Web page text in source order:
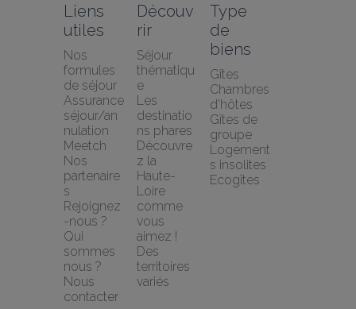
Liens
utiles
Nos
formules
de séjour
Assurance
séjour/an
nulation
Meetch
Nos
partenaire
s
Rejoignez
-nous ?
Qui
sommes
nous ?
Nous
contacter
Découv
rir
Séjour
thématiqu
e
Les
destinatio
ns phares
Découvre
z la
Haute-
Loire
comme
vous
aimez !
Des
territoires
variés
Type
de
biens
Gîtes
Chambres
d'hôtes
Gîtes de
groupe
Logement
s insolites
Ecogîtes